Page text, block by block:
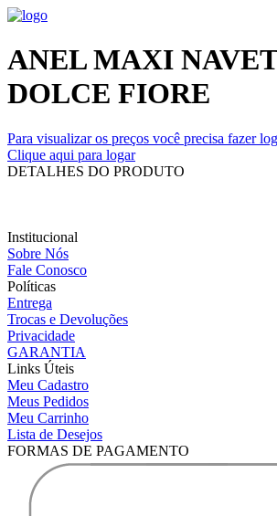
ANEL MAXI
DOLCE FIORE
Para visualizar os preços você precisa fazer
Clique aqui para logar
DETALHES DO PRODUTO
Institucional
Sobre Nós
Fale Conosco
Políticas
Entrega
Trocas e Devoluções
Privacidade
GARANTIA
Links Úteis
Meu Cadastro
Meus Pedidos
Meu Carrinho
Lista de Desejos
FORMAS DE PAGAMENTO